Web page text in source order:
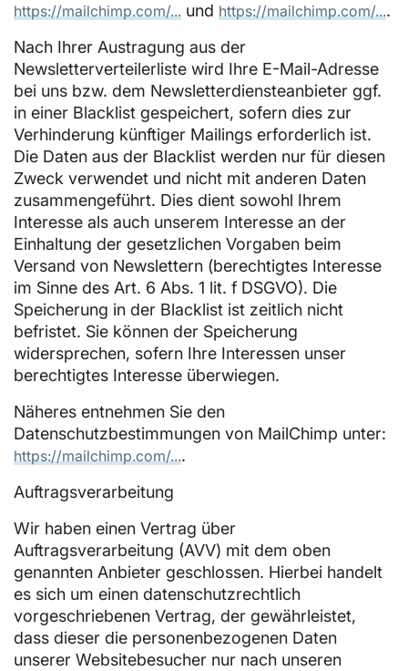
https://mailchimp.com/... und https://mailchimp.com/....
Nach Ihrer Austragung aus der
Newsletterverteilerliste wird Ihre E-Mail-Adresse
bei uns bzw. dem Newsletterdiensteanbieter ggf.
in einer Blacklist gespeichert, sofern dies zur
Verhinderung künftiger Mailings erforderlich ist.
Die Daten aus der Blacklist werden nur für diesen
Zweck verwendet und nicht mit anderen Daten
zusammengeführt. Dies dient sowohl Ihrem
Interesse als auch unserem Interesse an der
Einhaltung der gesetzlichen Vorgaben beim
Versand von Newslettern (berechtigtes Interesse
im Sinne des Art. 6 Abs. 1 lit. f DSGVO). Die
Speicherung in der Blacklist ist zeitlich nicht
befristet. Sie können der Speicherung
widersprechen, sofern Ihre Interessen unser
berechtigtes Interesse überwiegen.
Näheres entnehmen Sie den
Datenschutzbestimmungen von MailChimp unter:
https://mailchimp.com/....
Auftragsverarbeitung
Wir haben einen Vertrag über
Auftragsverarbeitung (AVV) mit dem oben
genannten Anbieter geschlossen. Hierbei handelt
es sich um einen datenschutzrechtlich
vorgeschriebenen Vertrag, der gewährleistet,
dass dieser die personenbezogenen Daten
unserer Websitebesucher nur nach unseren